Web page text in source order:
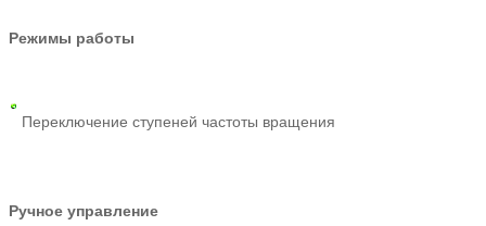
Режимы работы
Переключение ступеней частоты вращения
Ручное управление